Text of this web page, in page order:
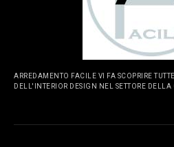
ARREDAMENTO FACILE VI FA SCOPRIRE
DELL'INTERIOR DESIGN NEL SETTORE DELLA